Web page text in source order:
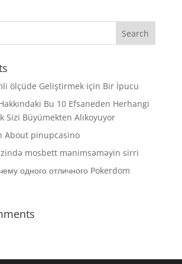
ölçüde Geliştirmek için Bir İpucu
Bu 10 Efsaneden Herhangi
Sizi Büyümekten Alıkoyuyor
About pinupcasino
mosbett mənimsəməyin sirri
одного отличного Pokerdom